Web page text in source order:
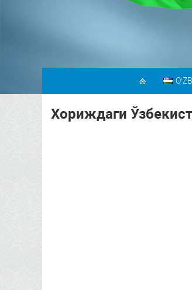
Хориждаги